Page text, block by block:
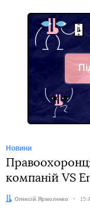
Новини
компаній VS
Автор:
Олексій Ярмоленко